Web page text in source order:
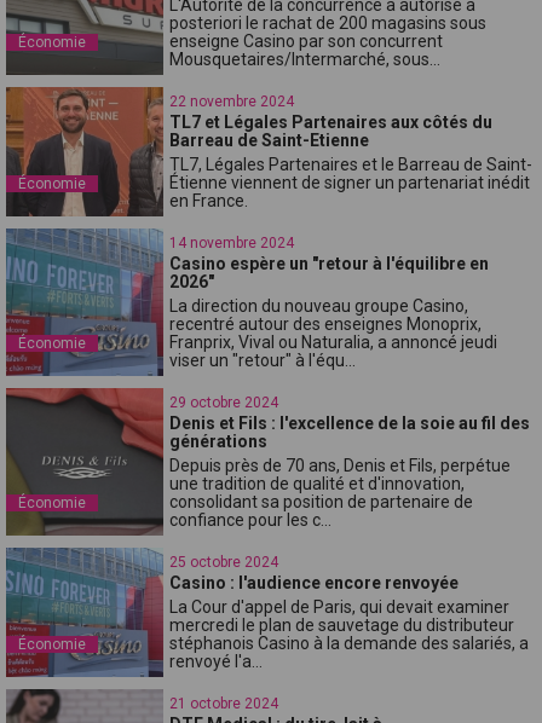
Économie
L'Autorité de la concurrence a autorisé a
posteriori le rachat de 200 magasins sous
enseigne Casino par son concurrent
Mousquetaires/Intermarché, sous...
Économie
22 novembre 2024
TL7 et Légales Partenaires aux côtés du
Barreau de Saint-Etienne
TL7, Légales Partenaires et le Barreau de Saint-
Étienne viennent de signer un partenariat inédit
en France.
Économie
14 novembre 2024
Casino espère un "retour à l'équilibre en
2026"
La direction du nouveau groupe Casino,
recentré autour des enseignes Monoprix,
Franprix, Vival ou Naturalia, a annoncé jeudi
viser un "retour" à l'équ...
Économie
29 octobre 2024
Denis et Fils : l'excellence de la soie au fil des
générations
Depuis près de 70 ans, Denis et Fils, perpétue
une tradition de qualité et d'innovation,
consolidant sa position de partenaire de
confiance pour les c...
Économie
25 octobre 2024
Casino : l'audience encore renvoyée
La Cour d'appel de Paris, qui devait examiner
mercredi le plan de sauvetage du distributeur
stéphanois Casino à la demande des salariés, a
renvoyé l'a...
21 octobre 2024